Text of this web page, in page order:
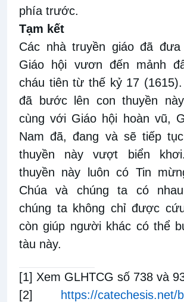
phía trước.
Tạm kết
Các nhà truyền giáo đã đưa
Giáo hội vươn đến mảnh
cháu tiên từ thế kỷ 17
đã bước lên con thuyền
cùng với Giáo hội hoàn vũ,
Nam đã, đang và sẽ tiếp
thuyền này vượt biển
thuyền này luôn có Tin
Chúa và chúng ta có
chúng ta không chỉ được
còn giúp người khác có thể
tàu này.
[1] Xem GLHTCG số 738 và
[2]
https://catechesis.net/